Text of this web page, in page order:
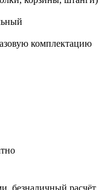
комплектацию
безналичный расчёт